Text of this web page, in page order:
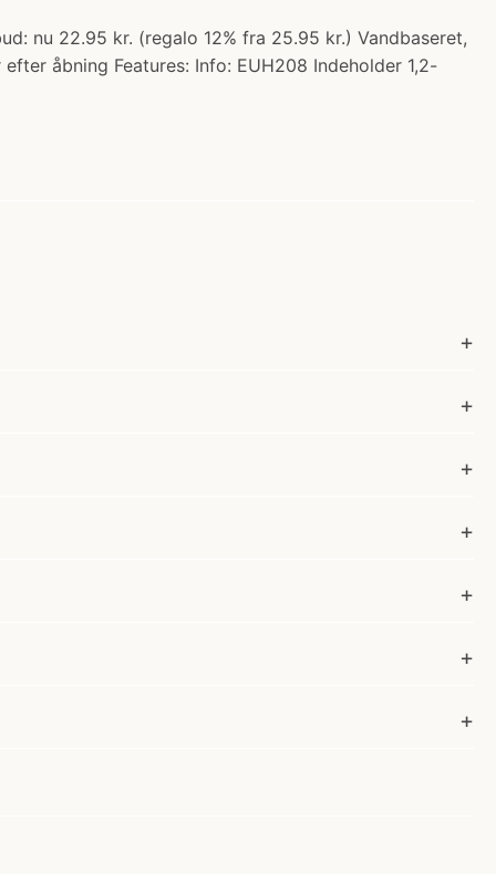
nu 22.95 kr. (regalo 12% fra 25.95 kr.) Vandbaseret,
åbning Features: Info: EUH208 Indeholder 1,2-